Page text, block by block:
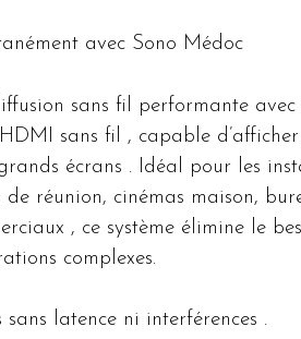
avec Sono Médoc
sans fil performante
sans fil , capable
écrans . Idéal pour les
réunion, cinémas maison,
, ce système élimine le
complexes.
latence ni interférences .